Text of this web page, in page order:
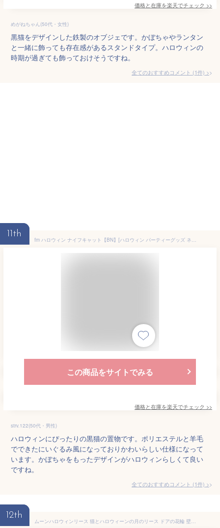
価格と在庫を楽天でチェック >>
めがねちゃん(50代・女性)
黒猫をデザインした鉄製のオブジェです。かぼちゃやランタン
と一緒に飾っても存在感があるスタンドタイプ。ハロウィンの
時期が過ぎても飾っておけそうですね。
全てのおすすめコメント (1件) >
11th
fm ハロウィン ナイフキャット【BN】[ハロウィン パーティーグッズ ネコ クロネコ 黒猫 かぼちゃ パンプキン デコレーション 羊毛 ディスプレイ 玄関 ショップ インテリア 可愛い おしゃれ 飾り 雑貨 秋]
この商品をサイトでみる
価格と在庫を楽天でチェック >>
strv.122(50代・男性)
ハロウィンにぴったりの黒猫の置物です。ポリエステルと羊毛
でできたにいぐるみ風になっておりかわいらしい仕様になって
います。かぼちゃをもったデザインがハロウィンらしくて良い
ですね。
全てのおすすめコメント (1件) >
12th
ムーンハロウィンリース 猫とハロウィーンの月のリース ドアの花輪 壁の装飾 ハロウィンの飾り付け 玄関用の月のハロウィーンリース ハロウィン猫ドアリース 猫のハロウィンデコレーション ドア、壁、窓に掛けるため （Shine）